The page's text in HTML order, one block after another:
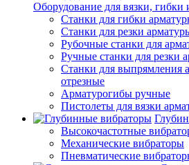
Оборудование для вязки, гибки
Станки для гибки
Станки для резки
Рубочные станки для
Ручные станки для резки
Станки для выпрямления
отрезные
Арматурогибы ручные
Пистолеты для вязки
Высокочастотные
Механические вибраторы
Пневматические